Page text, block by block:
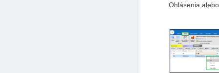
Ohlásenia